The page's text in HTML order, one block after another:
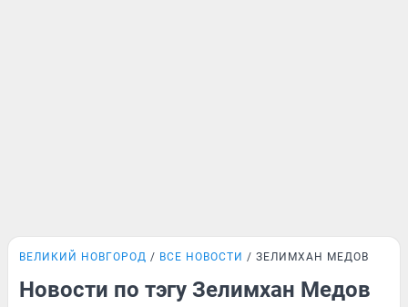
ВЕЛИКИЙ НОВГОРОД ВСЕ НОВОСТИ ЗЕЛИМХАН МЕДОВ
Новости по тэгу Зелимхан Медов